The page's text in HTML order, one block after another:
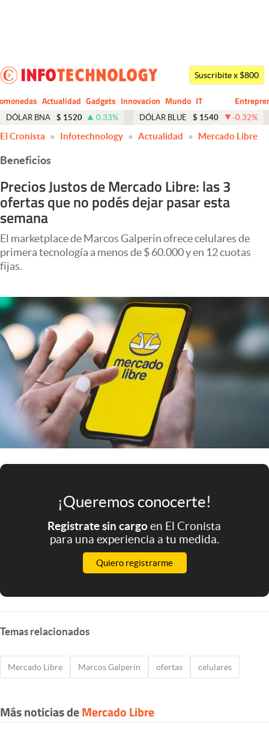
Dólar
Economía y Política
Finanzas y Mercados
Mercados Online
Negocios
Columnistas
Apertura
Clase
Clima
Mundial 2026
Eventos Corporativos
El Cronista Studio
abre en nueva pestaña
Argentina
Suscribite x $800
Actualidad Gadgets Innovacion Mundo
CIO
IT
Business
DÓLAR BNA $ 1520 0.33% DÓLAR BLUE $ 1540 -0.32%
El Cronista Infotechnology Actualidad Mercado Libre
Beneficios
Precios Justos de Mercado Libre: las 3
ofertas que no podés dejar pasar esta
semana
El marketplace de Marcos Galperin ofrece celulares de
primera tecnología a menos de $ 60.000 y en 12 cuotas
fijas.
¡Queremos conocerte!
Registrate sin cargoen El Cronista
para una experiencia a tu medida.
Quiero registrarme
Temas relacionados
Mercado Libre Marcos Galperín ofertas celulares
Más noticias deMercado Libre